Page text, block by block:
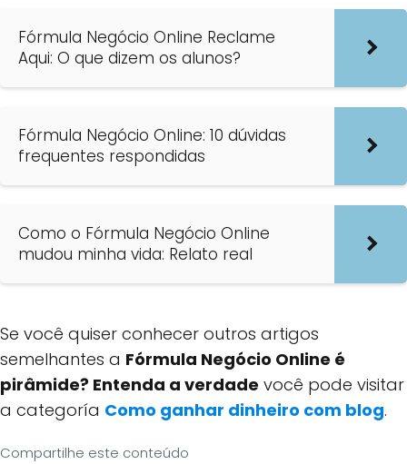
Fórmula Negócio Online Reclame
Aqui: O que dizem os alunos?
Fórmula Negócio Online: 10 dúvidas
frequentes respondidas
Como o Fórmula Negócio Online
mudou minha vida: Relato real
Se você quiser conhecer outros artigos
semelhantes a Fórmula Negócio Online é
pirâmide? Entenda a verdade você pode visitar
a categoría Como ganhar dinheiro com blog.
Compartilhe este conteúdo